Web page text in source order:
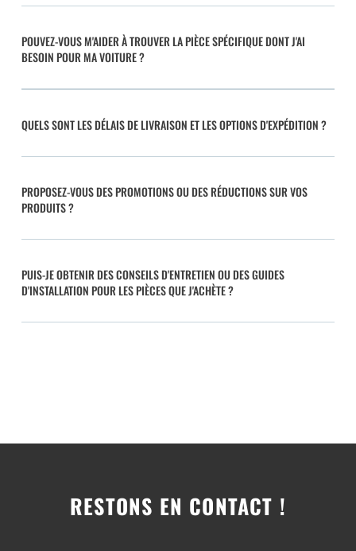
POUVEZ-VOUS M'AIDER À TROUVER LA PIÈCE SPÉCIFIQUE DONT J'AI
BESOIN POUR MA VOITURE ?
QUELS SONT LES DÉLAIS DE LIVRAISON ET LES OPTIONS D'EXPÉDITION ?
PROPOSEZ-VOUS DES PROMOTIONS OU DES RÉDUCTIONS SUR VOS
PRODUITS ?
PUIS-JE OBTENIR DES CONSEILS D'ENTRETIEN OU DES GUIDES
D'INSTALLATION POUR LES PIÈCES QUE J'ACHÈTE ?
RESTONS EN CONTACT !